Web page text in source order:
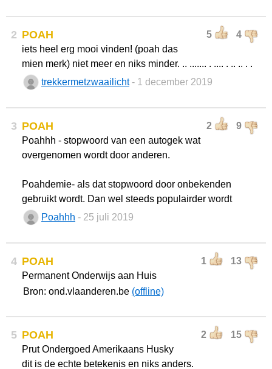
2 5 4
POAH
iets heel erg mooi vinden! (poah das
mien merk) niet meer en niks minder. .. ....... . .... . .. .. . .
trekkermetzwaailicht - 1 december 2019
3 2 9
POAH
Poahhh - stopwoord van een autogek wat
overgenomen wordt door anderen.
Poahdemie- als dat stopwoord door onbekenden
gebruikt wordt. Dan wel steeds populairder wordt
Poahhh - 25 juli 2019
4 1 13
POAH
Permanent Onderwijs aan Huis
Bron: ond.vlaanderen.be (offline)
5 2 15
POAH
Prut Ondergoed Amerikaans Husky
dit is de echte betekenis en niks anders.